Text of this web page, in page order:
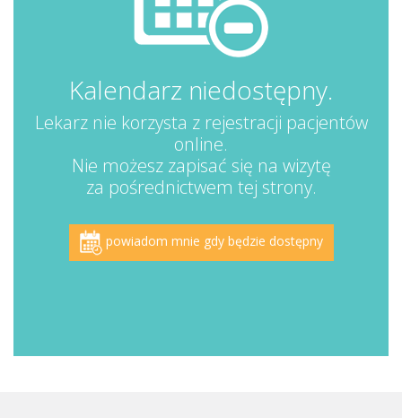
Kalendarz niedostępny.
Lekarz nie korzysta z rejestracji pacjentów
online.
Nie możesz zapisać się na wizytę
za pośrednictwem tej strony.
powiadom mnie gdy będzie dostępny